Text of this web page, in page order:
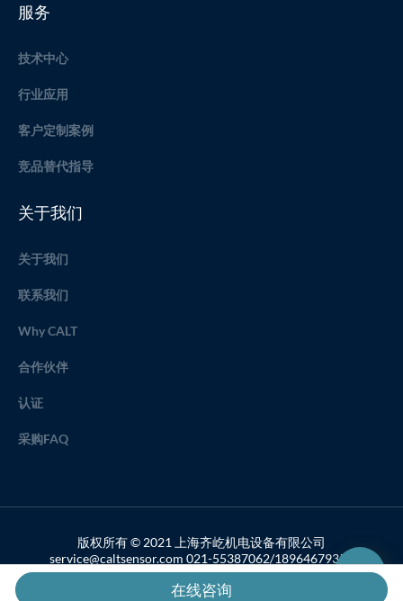
服务
技术中心
行业应用
客户定制案例
竞品替代指导
关于我们
关于我们
联系我们
Why CALT
合作伙伴
认证
采购FAQ
版权所有 © 2021 上海齐屹机电设备有限公司
service@caltsensor.com 021-55387062/18964679357
备案号：沪ICP备19033459号-2
在线咨询